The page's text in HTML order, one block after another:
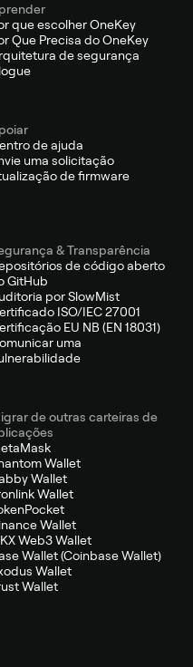
que escolher OneKey
Que Precisa do OneKey
de segurança
de ajuda
uma solicitação
de firmware
& Transparência
de código aberto
GitHub
por SlowMist
ISO/IEC 27001
EU NB (EN 18031)
uma
de outras carteiras de
Wallet
Wallet
Wallet
Wallet
Web3 Wallet
Wallet (Coinbase Wallet)
Wallet
Wallet